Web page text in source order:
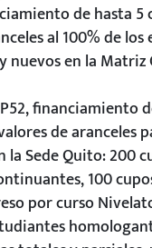
de hasta 5
al 100% de
nuevos en la Matriz
financiamiento
de aranceles
la Sede Quito: 200
100
por curso